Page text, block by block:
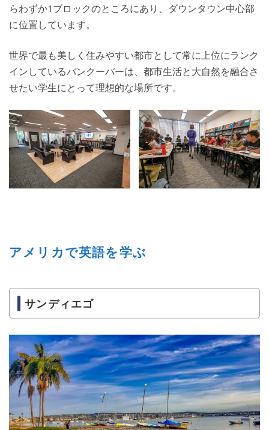
らわずか1ブロックのところにあり、ダウンタウン中心部
に位置しています。
世界で最も美しく住みやすい都市として常に上位にランク
インしているバンクーバーは、都市生活と大自然を融合さ
せたい学生にとって理想的な場所です。
アメリカで英語を学ぶ
サンディエゴ